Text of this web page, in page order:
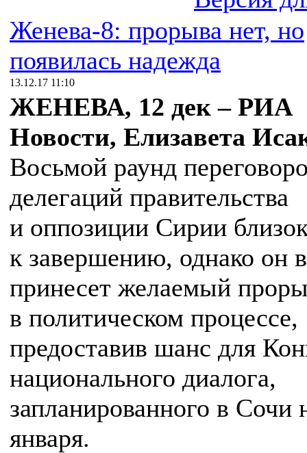
Женева-8: прорыва нет, но
появилась надежда
13.12.17 11:10
ЖЕНЕВА, 12 дек – РИА
Новости, Елизавета
Восьмой раунд
делегаций правительства
и оппозиции Сирии
к завершению, однако он
принесет желаемый
в политическом процессе,
предоставив шанс для
национального диалога,
запланированного в Сочи
января.